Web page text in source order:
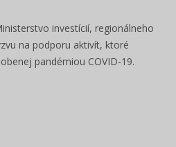
investícií, regionálneho
na podporu aktivít, ktoré
pandémiou COVID-19.